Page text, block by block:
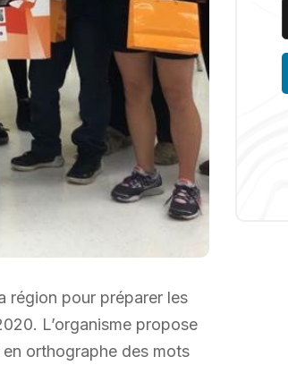
région pour préparer les
L’organisme propose
orthographe des mots